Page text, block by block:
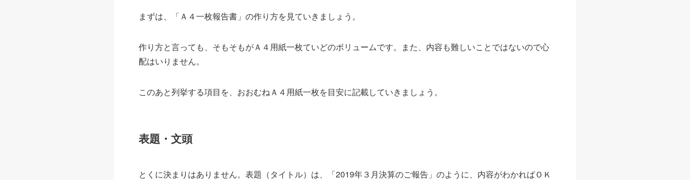
まずは、「Ａ４一枚報告書」の作り方を見ていきましょう。
作り方と言っても、そもそもがＡ４用紙一枚ていどのボリュームです。また、内容も難しいことではないので心
配はいりません。
このあと列挙する項目を、おおむねＡ４用紙一枚を目安に記載していきましょう。
表題・文頭
とくに決まりはありません。表題（タイトル）は、「2019年３月決算のご報告」のように、内容がわかればＯＫ